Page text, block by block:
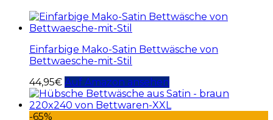
Einfarbige Mako-Satin Bettwäsche von
Bettwaesche-mit-Stil
44,95€ Auf Amazon ansehen
-65%